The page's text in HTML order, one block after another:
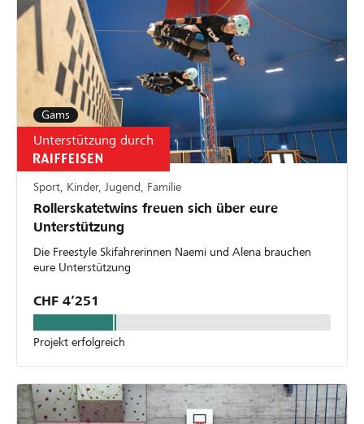
Gams
Unterstützung durch
Sport, Kinder, Jugend, Familie
Rollerskatetwins freuen sich über eure
Unterstützung
Die Freestyle Skifahrerinnen Naemi und Alena brauchen
eure Unterstützung
CHF 4’251
Projekt erfolgreich